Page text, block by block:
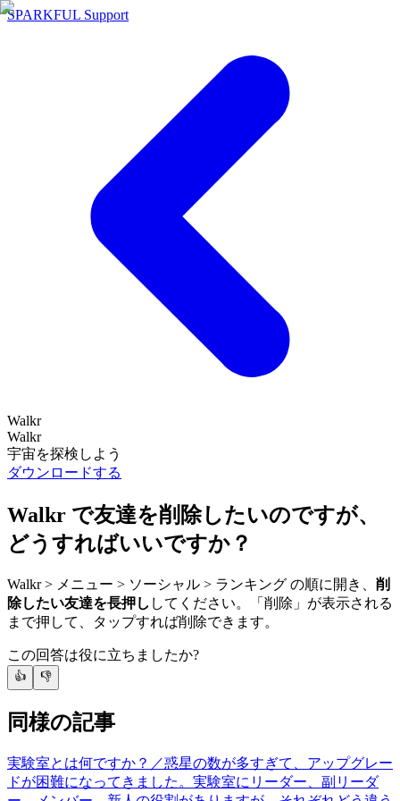
SPARKFUL Support
Walkr
Walkr
宇宙を探検しよう
ダウンロードする
Walkr で友達を削除したいのですが、
どうすればいいですか？
Walkr > メニュー > ソーシャル > ランキング の順に開き、 削
除したい友達を長押し してください。「削除」が表示される
まで押して、タップすれば削除できます。
この回答は役に立ちましたか?
👍 👎
同様の記事
実験室とは何ですか？／惑星の数が多すぎて、アップグレー
ドが困難になってきました。 実験室にリーダー、副リーダ